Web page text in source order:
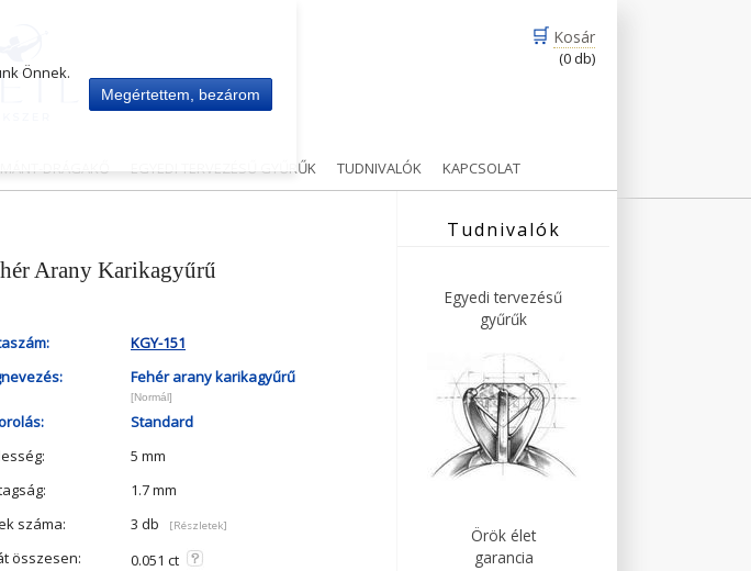
🛒 Kosár
(0 db)
DRÁGAKŐ EGYEDI TERVEZÉSŰ GYŰRŰK TUDNIVALÓK KAPCSOLAT
Arany Karikagyűrű
KGY-151
Fehér arany karikagyűrű
[Normál]
Standard
5 mm
1.7 mm
száma:
3 db [Részletek]
összesen:
0.051 ct
Tudnivalók
Egyedi tervezésű
gyűrűk
Örök élet
garancia
Önnek.
Megértettem, bezárom